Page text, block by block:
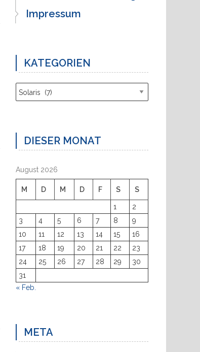
Impressum
KATEGORIEN
Kategorien
DIESER MONAT
August 2026
M D M D F S S
1
2
3
4 5 6 7 8
9
10
11 12 13 14 15
16
17
18 19 20 21 22
23
24
25 26 27 28 29
30
31
« Feb.
META